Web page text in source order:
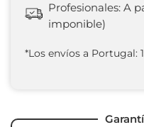
Profesionales: A
imponible)
*Los envíos a Portugal: